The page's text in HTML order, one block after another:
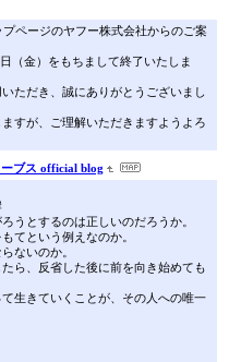
プページのヤフー株式会社からのご案
（金）をもちまして終了いたしま
ただき、誠にありがとうございまし
すが、ご理解いただきますようよろ
ーブス official blog
うとするのは正しいのだろうか。
てという例えなのか。
ないのか。
ら、反省した後に前を向き始めても
生きていくことが、その人への唯一